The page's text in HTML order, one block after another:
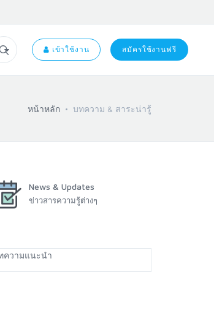
เข้าใช้งาน สมัครใช้งานฟรี
หน้าหลัก บทความ & สาระน่ารู้
News & Updates
ข่าวสารความรู้ต่างๆ
ความแนะนำ